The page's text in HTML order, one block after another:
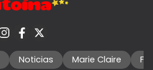
Noticias Marie Claire